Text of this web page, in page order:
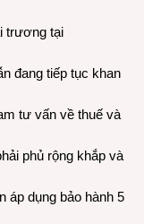
trương tại
đang tiếp tục khan
tư vấn về thuế và
phủ rộng khắp và
áp dụng bảo hành 5